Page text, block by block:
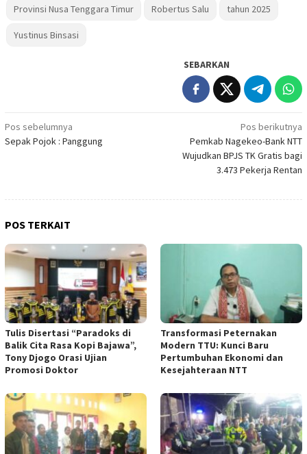
Provinsi Nusa Tenggara Timur Robertus Salu tahun 2025
Yustinus Binsasi
SEBARKAN
Navigasi
pos
Pos sebelumnya
Sepak Pojok : Panggung
Pos berikutnya
Pemkab Nagekeo-Bank NTT
Wujudkan BPJS TK Gratis bagi
3.473 Pekerja Rentan
POS TERKAIT
Tulis Disertasi “Paradoks di
Balik Cita Rasa Kopi Bajawa”,
Tony Djogo Orasi Ujian
Promosi Doktor
Transformasi Peternakan
Modern TTU: Kunci Baru
Pertumbuhan Ekonomi dan
Kesejahteraan NTT